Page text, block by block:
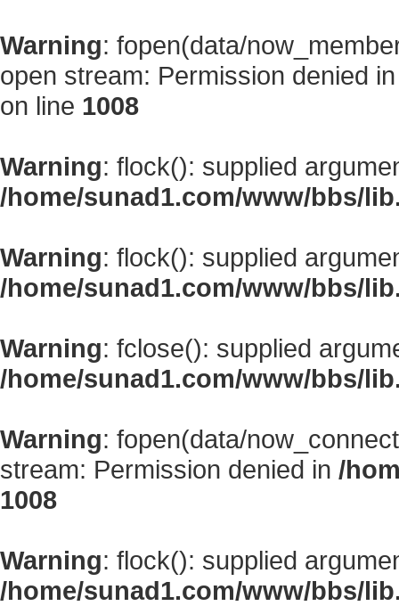
Warning: fopen(data/
open stream: Permission denied
on line 1008
Warning: flock(): supplied
/home/sunad1.com/www/bbs/
Warning: flock(): supplied
/home/sunad1.com/www/bbs/
Warning: fclose(): supplied
/home/sunad1.com/www/bbs/
Warning: fopen(data/
stream: Permission denied in /
1008
Warning: flock(): supplied
/home/sunad1.com/www/bbs/